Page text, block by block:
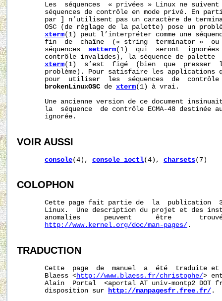
Les  séquences  « privées » Linux ne
séquences de contrôle en mode privé. En
par ] n’utilisent pas un caractère de
OSC (de réglage de la palette) pose un
xterm(1) peut l’interpréter comme une
fin  de  chaîne  (« string  terminator »
       séquences
setterm(1)  qui  seront  ignorées
contrôle invalides), la séquence de palette
xterm(1)  s’est  figé  (bien  que  presser
problème). Pour satisfaire les applications
pour  utiliser  les  séquences  de
brokenLinuxOSC de xterm(1) à vrai.
Une ancienne version de ce document
la  séquence  de contrôle ECMA-48 destinée
       ignorée.
VOIR AUSSI
console(4), console_ioctl(4), charsets(7)
COLOPHON
Cette page fait partie de  la  publication
Linux.  Une description du projet et des
anomalies      peuvent      être
http://www.kernel.org/doc/man-pages/ .
TRADUCTION
Cette  page  de  manuel  a  été  traduite
       Blaess <
http://www.blaess.fr/christophe/>
Alain  Portal  <aportal AT univ-montp2 DOT
       disposition sur
http://manpagesfr.free.fr/ .